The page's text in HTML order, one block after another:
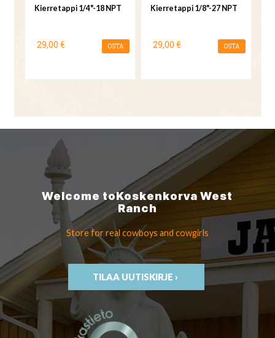
Kierretappi 1/4"-18 NPT
29,00 € OSTA
Kierretappi 1/8"-27 NPT
29,00 € OSTA
Welcome toKoskenkorvaWest
Ranch
Store for real cowboys and cowgirls
TILAA UUTISKIRJE ›